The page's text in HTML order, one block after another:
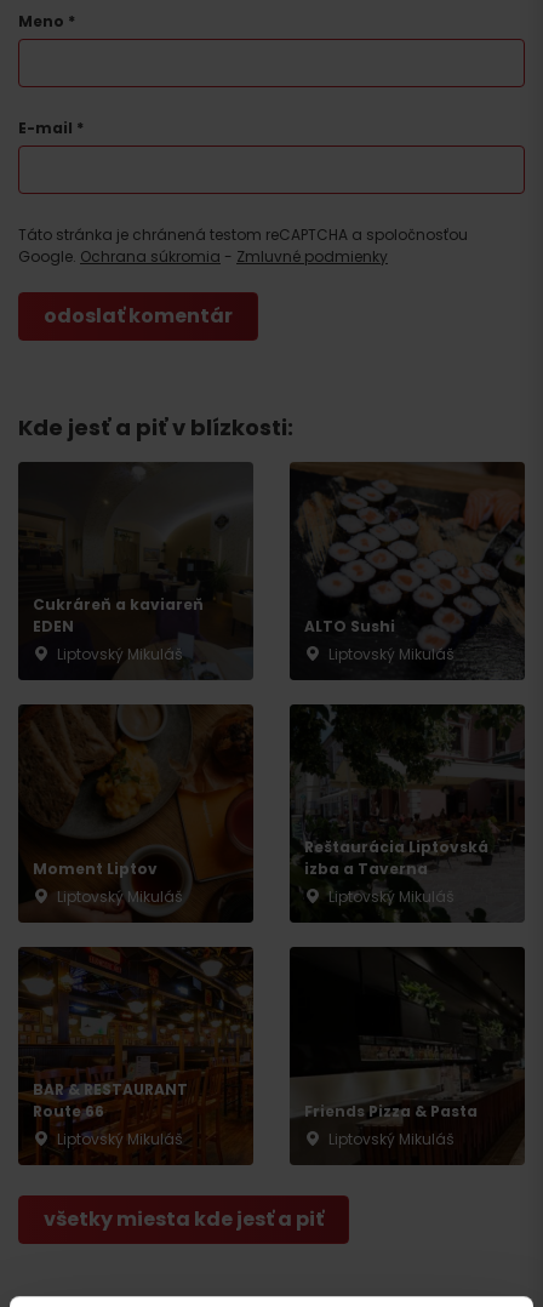
Meno *
E-mail *
Táto stránka je chránená testom reCAPTCHA a spoločnosťou
Google. Ochrana súkromia - Zmluvné podmienky
Kde jesť a piť v blízkosti:
Cukráreň a kaviareň
EDEN
Liptovský Mikuláš
ALTO Sushi
Liptovský Mikuláš
Moment Liptov
Liptovský Mikuláš
Reštaurácia Liptovská
izba a Taverna
Liptovský Mikuláš
BAR & RESTAURANT
Route 66
Liptovský Mikuláš
Friends Pizza & Pasta
Liptovský Mikuláš
všetky miesta kde jesť a piť
Príchod